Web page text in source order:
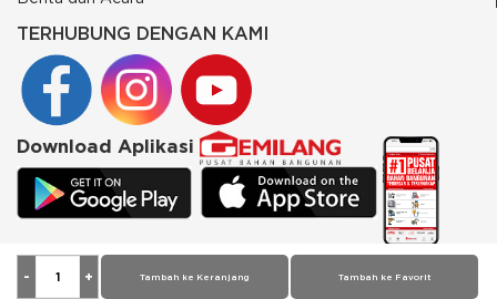
Tambah ke Keranjang Tambah ke Favorit
TERHUBUNG DENGAN KAMI
Download Aplikasi
© 2026 PT Putra Gemilang Prima. All rights reserved